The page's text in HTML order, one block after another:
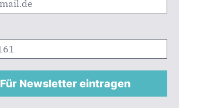
Für Newsletter eintragen